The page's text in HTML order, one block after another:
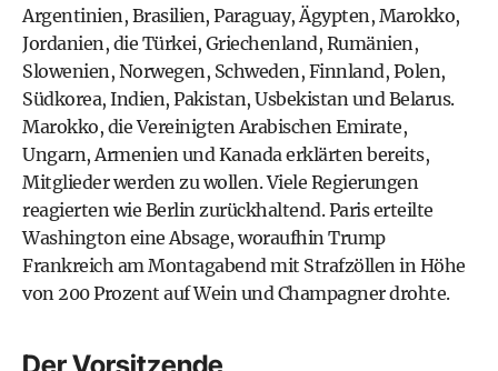
Argentinien, Brasilien, Paraguay, Ägypten, Marokko,
Jordanien, die Türkei, Griechenland, Rumänien,
Slowenien, Norwegen, Schweden, Finnland, Polen,
Südkorea, Indien, Pakistan, Usbekistan und Belarus.
Marokko, die Vereinigten Arabischen Emirate,
Ungarn, Armenien und Kanada erklärten bereits,
Mitglieder werden zu wollen. Viele Regierungen
reagierten wie Berlin zurückhaltend. Paris erteilte
Washington eine Absage, woraufhin Trump
Frankreich am Montagabend mit Strafzöllen in Höhe
von 200 Prozent auf Wein und Champagner drohte.